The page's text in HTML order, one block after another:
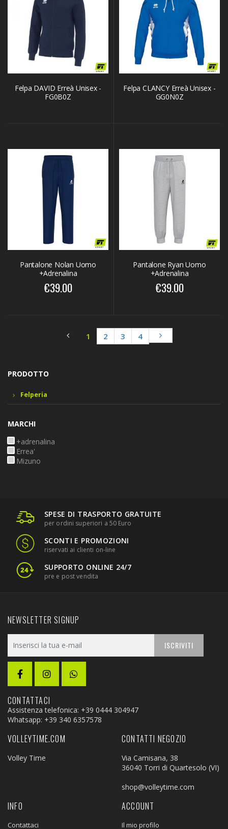
Felpa DAVID Erreà Unisex -
FG0B0Z
Felpa CLANCY Erreà Unisex -
GG0N0Z
Pantalone Nolan Uomo
+Adrenalina
€39.00
Pantalone Ryan Uomo
+Adrenalina
€39.00
1 2 3 4
PRODOTTO
Felperia
MARCHI
+adrenalina
Errea'
Mizuno
SPESE DI TRASPORTO GRATUITE
per ordini superiori a 50 Euro
SCONTI E PROMOZIONI
riservati ai clienti on-line
SUPPORTO ONLINE 24/7
pre e post vendita
NEWSLETTER SIGNUP
ISCRIVITI
CONTATTACI
Assistenza telefonica: +39 0444 304947
Whatsapp: +39 340 6357578
VOLLEYTIME.COM
Volley Time
CONTATTI NEGOZIO
Via Camisana, 38
36040 Torri di Quartesolo (VI)
shop@volleytime.com
INFO
Contattaci
ACCOUNT
Il mio profilo